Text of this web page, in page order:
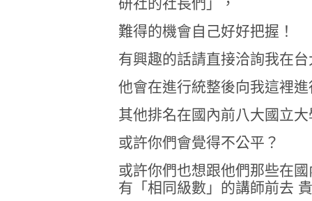
難得的機會自己好好把握！
有興趣的話請直接洽詢我在
他會在進行統整後向我這裡
其他排名在國內前八大國立
或許你們會覺得不公平？
或許你們也想跟他們那些在
有「相同級數」的講師前去